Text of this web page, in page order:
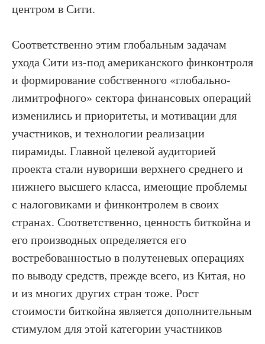
центром в Сити.
Соответственно этим глобальным задачам
ухода Сити из-под американского финконтроля
и формирование собственного «глобально-
лимитрофного» сектора финансовых операций
изменились и приоритеты, и мотивации для
участников, и технологии реализации
пирамиды. Главной целевой аудиторией
проекта стали нувориши верхнего среднего и
нижнего высшего класса, имеющие проблемы
с налоговиками и финконтролем в своих
странах. Соответственно, ценность биткойна и
его производных определяется его
востребованностью в полутеневых операциях
по выводу средств, прежде всего, из Китая, но
и из многих других стран тоже. Рост
стоимости биткойна является дополнительным
стимулом для этой категории участников